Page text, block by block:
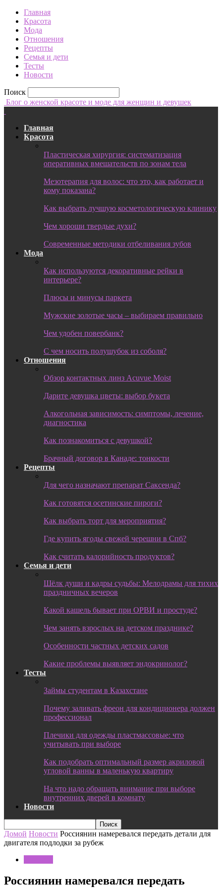
Главная
Красота
Мода
Отношения
Рецепты
Семья и дети
Тесты
Новости
Поиск
Блог о женской красоте и моде для женщин и девушек
Главная
Красота
Пластическая хирургия: систематизация
оперативных вмешательств по зонам тела
Мезотерапия для волос: что это, как работает и
кому показана?
Как выбрать лучшую косметологическую клинику
Чем хороши твердые духи?
Современные методики отбеливания зубов
Мода
Как используются декоративные рейки в
интерьере?
Плюсы и минусы паркета
Мужские золотые часы – выбираем правильно
Чем удобен повербанк?
С чем носить полушубок из соболя?
Отношения
Обзор контактных линз Acuvue Moist
Дарите девушка цветы: выбор букета
Алкогольная зависимость: симптомы, лечение,
диагностика
Как познакомиться с девушкой?
Брачный договор в Канаде: тонкости
Рецепты
Для чего назначают препарат Саксенда?
Как готовятся осетинские пироги?
Как выбрать торт для мероприятия?
Где купить ягоды свежей черешни в Спб?
Как считать калорийность продуктов?
Семья и дети
Шёлк души и кадры судьбы: Мелодрамы для тихих
праздничных вечеров
Какой кашель бывает при ОРВИ и простуде?
Чем занять взрослых на детском празднике?
Особенности частных детских садов
Какие проблемы выявляет эндокринолог?
Тесты
Займы студентам в Казахстане
Почему заливать фреон для кондиционера должен
профессионал
Плечики для одежды пластмассовые: что
учитывать при выборе
Как подобрать оптимальный размер акриловой
угловой ванны в маленькую квартиру
На что надо обращать внимание при выборе
внутренних дверей в комнату
Новости
Домой Новости Россиянин намеревался передать детали для
двигателя подлодки за рубеж
Россиянин намеревался передать